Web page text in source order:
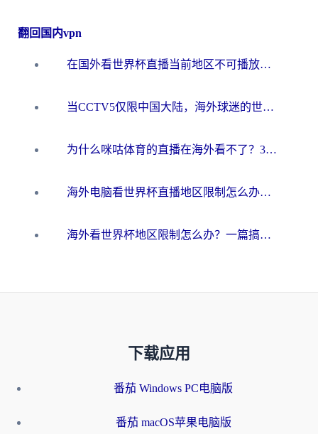
翻回国内vpn
在国外看世界杯直播当前地区不可播放？海外党必看的回国加速全攻略
当CCTV5仅限中国大陆，海外球迷的世界杯狂欢如何继续？
为什么咪咕体育的直播在海外看不了？3步解决海外看世界杯+抖音地区限制难题
海外电脑看世界杯直播地区限制怎么办？你需要一个聪明的加速器
海外看世界杯地区限制怎么办？一篇搞定咪咕视频播放+国内资源无缝访问指南
下载应用
番茄 Windows PC电脑版
番茄 macOS苹果电脑版